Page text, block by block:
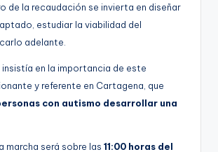
de la recaudación se invierta en diseñar
estudiar la viabilidad del
adelante.
insistía en la importancia de este
y referente en Cartagena, que
con autismo desarrollar una
marcha será sobre las 11:00 horas del